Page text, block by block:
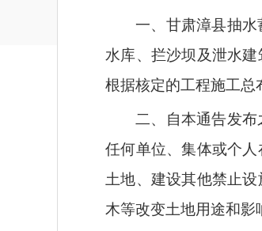
一、甘肃漳县抽
水库、拦沙坝及泄水
根据核定的工程施工总
二、自本通告发
任何单位、集体或个
土地、建设其他禁止
木等改变土地用途和影